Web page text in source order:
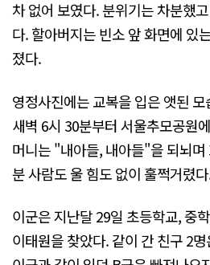
차 없어 보였다. 분위기는 차분했
다. 할아버지는 빈소 앞 화면에 있
졌다.
영정사진에는 교복을 입은 앳된
새벽 6시 30분부터 서울추모공원
머니는 "내아들, 내아들"을 되뇌
분 사람도 울 힘도 없이 훌쩍거렸
이군은 지난달 29일 초등학교, 중
이태원을 찾았다. 같이 간 친구 2